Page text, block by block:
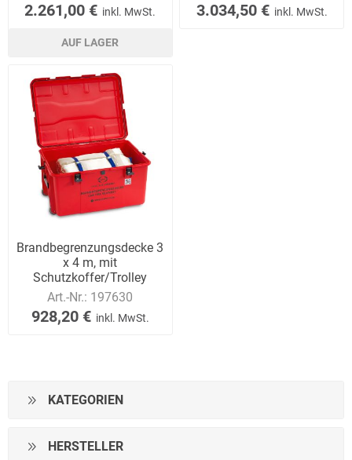
2.261,00 € inkl. MwSt.
AUF LAGER
3.034,50 € inkl. MwSt.
Brandbegrenzungsdecke 3
x 4 m, mit
Schutzkoffer/Trolley
Art.-Nr.: 197630
928,20 € inkl. MwSt.
KATEGORIEN
HERSTELLER